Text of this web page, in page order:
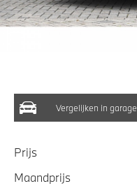
Vergelijken in garage
Prijs
Maandprijs